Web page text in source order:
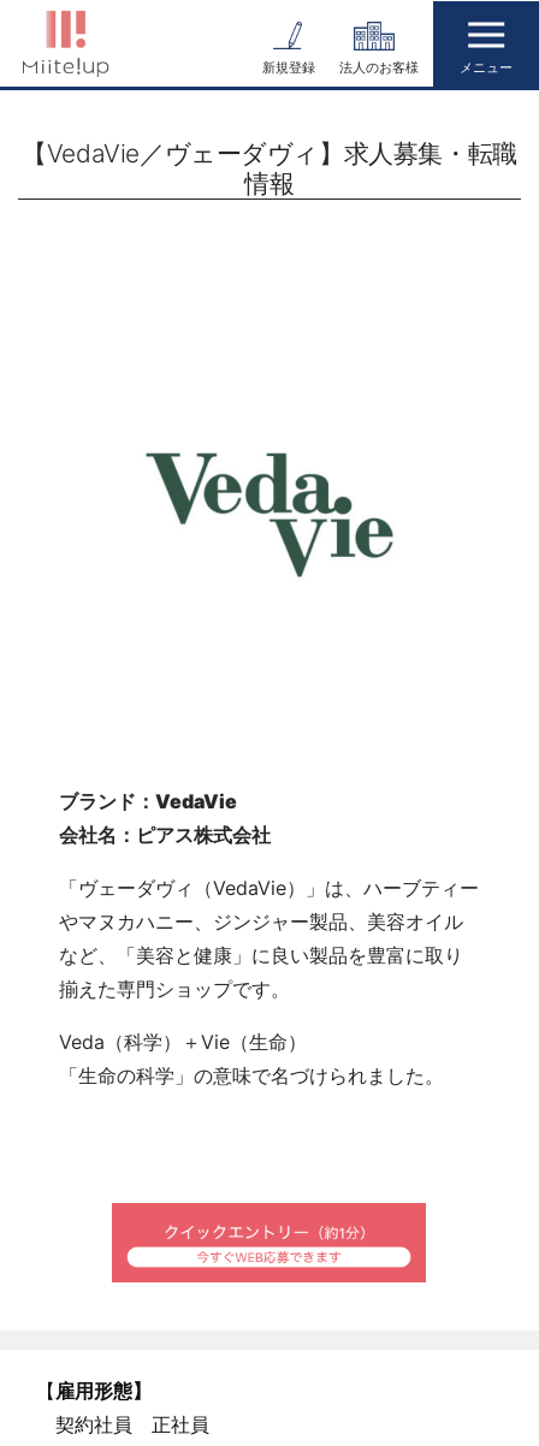
テ
新規登録 法人のお客様
【VedaVie／ヴェーダヴィ】求人募集・転職
情報
ブランド：VedaVie
会社名：ピアス株式会社
「ヴェーダヴィ（VedaVie）」は、ハーブティー
やマヌカハニー、ジンジャー製品、美容オイル
など、「美容と健康」に良い製品を豊富に取り
揃えた専門ショップです。
Veda（科学）＋Vie（生命）
「生命の科学」の意味で名づけられました。
【 雇用形態】
契約社員 正社員